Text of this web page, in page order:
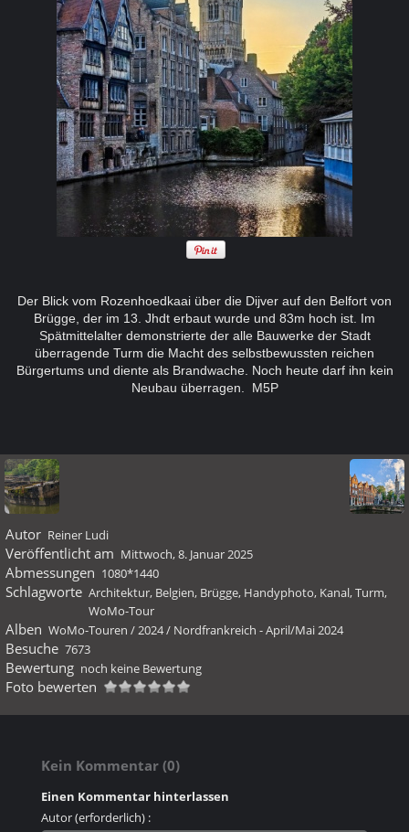
Der Blick vom Rozenhoedkaai über die Dijver auf den Belfort von
Brügge, der im 13. Jhdt erbaut wurde und 83m hoch ist. Im
Spätmittelalter demonstrierte der alle Bauwerke der Stadt
überragende Turm die Macht des selbstbewussten reichen
Bürgertums und diente als Brandwache. Noch heute darf ihn kein
Neubau überragen. M5P
Autor Reiner Ludi
Veröffentlicht am Mittwoch, 8. Januar 2025
Abmessungen 1080*1440
Schlagworte Architektur, Belgien, Brügge, Handyphoto, Kanal,Turm,
WoMo-Tour
Alben WoMo-Touren /2024/ Nordfrankreich - April/Mai 2024
Besuche 7673
Bewertung noch keine Bewertung
Foto bewerten
Kein Kommentar (0)
Einen Kommentar hinterlassen
Autor (erforderlich) :